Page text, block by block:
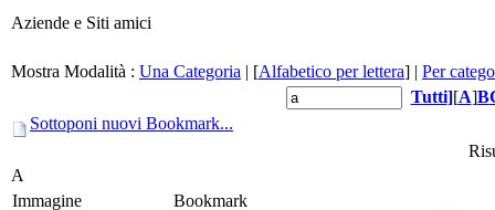
Aziende e Siti amici
Mostra Modalità : Una Categoria | [Alfabetico per lettera] | Per
Tutti][A]B
Sottoponi nuovi Bookmark...
A
Immagine
Bookmark